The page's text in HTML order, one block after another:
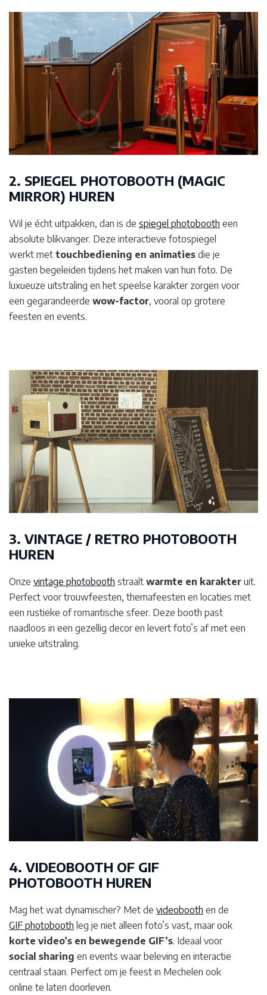
2. SPIEGEL PHOTOBOOTH (MAGIC
MIRROR) HUREN
Wil je écht uitpakken, dan is de spiegel photobooth een
absolute blikvanger. Deze interactieve fotospiegel
werkt met touchbediening en animaties die je
gasten begeleiden tijdens het maken van hun foto. De
luxueuze uitstraling en het speelse karakter zorgen voor
een gegarandeerde wow-factor, vooral op grotere
feesten en events.
3. VINTAGE / RETRO PHOTOBOOTH
HUREN
Onze vintage photobooth straalt warmte en karakter uit.
Perfect voor trouwfeesten, themafeesten en locaties met
een rustieke of romantische sfeer. Deze booth past
naadloos in een gezellig decor en levert foto’s af met een
unieke uitstraling.
4. VIDEOBOOTH OF GIF
PHOTOBOOTH HUREN
Mag het wat dynamischer? Met de videobooth en de
GIF photobooth leg je niet alleen foto’s vast, maar ook
korte video’s en bewegende GIF’s. Ideaal voor
social sharing en events waar beleving en interactie
centraal staan. Perfect om je feest in Mechelen ook
online te laten doorleven.